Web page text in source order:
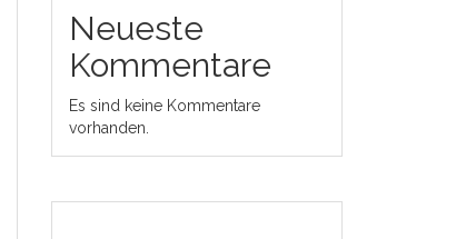
Neueste
Kommentare
Es sind keine Kommentare
vorhanden.